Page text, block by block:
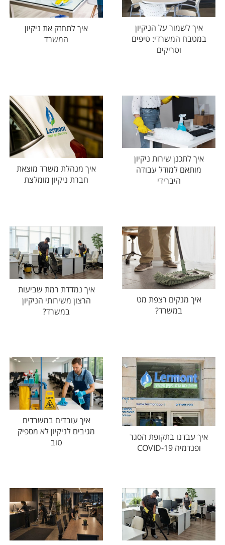
איך לשמור על הניקיון
במטבח המשרדי: טיפים
וטריקים
איך לתחזק את ניקיון
המשרד
איך לתכנן שירות ניקיון
מותאם למודל עבודה
היברידי
איך מנהלת משרד מוצאת
חברת ניקיון מומלצת
איך מנקים רצפת מט
במשרד?
איך נמדדת רמת שביעות
הרצון משירותי הניקיון
במשרד?
איך עבדנו בתקופת הסגר
ופנדמיה COVID-19
איך עובדים במשרדים
מגיבים לניקיון לא מספיק
טוב